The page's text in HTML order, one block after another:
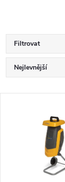
Filtrovat
Ř
a
Nejlevnější
Abecedně